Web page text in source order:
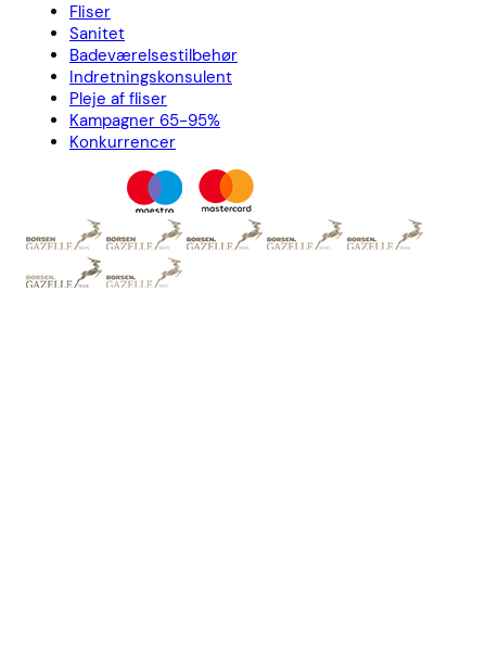
Fliser
Sanitet
Badeværelsestilbehør
Indretningskonsulent
Pleje af fliser
Kampagner 65-95%
Konkurrencer